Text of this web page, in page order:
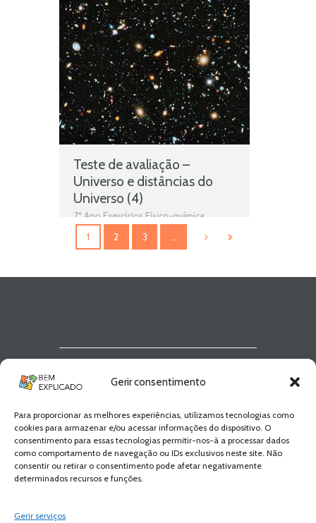
Gerir consentimento
Para proporcionar as melhores experiências, utilizamos tecnologias como
cookies para armazenar e/ou acessar informações do dispositivo. O
consentimento para essas tecnologias permitir-nos-à a processar dados
como comportamento de navegação ou IDs exclusivos neste site. Não
consentir ou retirar o consentimento pode afetar negativamente
determinados recursos e funções.
Gerir serviços
Teste de avaliação –
Universo e distâncias do
Universo (4)
7º Ano Exercícios Físico-química
Distâncias do Universo,O que existe
no Universo
O Sistema Solar
O
Universo,Teste Diagnóstico 7º Ano
do Universo
1 2 3
Newsletter Bem
Explicado
Fica a par de todas as novidades! Zero
Spam, apenas novidades e novos
conteúdos!